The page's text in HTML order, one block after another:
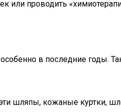
или проводить
в последние годы.
шляпы, кожаные куртки,